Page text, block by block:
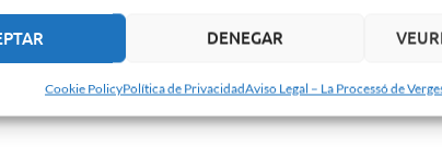
DENEGAR
Cookie PolicyPolítica de PrivacidadAviso Legal – La Processó de